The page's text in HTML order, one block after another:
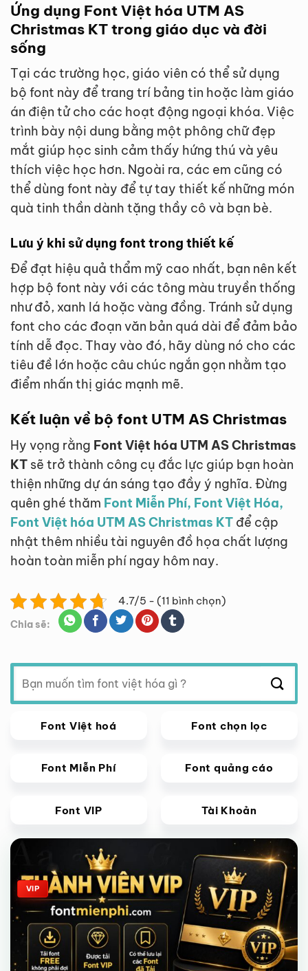
Ứng dụng Font Việt hóa UTM AS
Christmas KT trong giáo dục và đời
sống
Tại các trường học, giáo viên có thể sử dụng
bộ font này để trang trí bảng tin hoặc làm giáo
án điện tử cho các hoạt động ngoại khóa. Việc
trình bày nội dung bằng một phông chữ đẹp
mắt giúp học sinh cảm thấy hứng thú và yêu
thích việc học hơn. Ngoài ra, các em cũng có
thể dùng font này để tự tay thiết kế những món
quà tinh thần dành tặng thầy cô và bạn bè.
Lưu ý khi sử dụng font trong thiết kế
Để đạt hiệu quả thẩm mỹ cao nhất, bạn nên kết
hợp bộ font này với các tông màu truyền thống
như đỏ, xanh lá hoặc vàng đồng. Tránh sử dụng
font cho các đoạn văn bản quá dài để đảm bảo
tính dễ đọc. Thay vào đó, hãy dùng nó cho các
tiêu đề lớn hoặc câu chúc ngắn gọn nhằm tạo
điểm nhấn thị giác mạnh mẽ.
Kết luận về bộ font UTM AS Christmas
Hy vọng rằng Font Việt hóa UTM AS Christmas
KT sẽ trở thành công cụ đắc lực giúp bạn hoàn
thiện những dự án sáng tạo đầy ý nghĩa. Đừng
quên ghé thăm Font Miễn Phí, Font Việt Hóa,
Font Việt hóa UTM AS Christmas KT để cập
nhật thêm nhiều tài nguyên đồ họa chất lượng
hoàn toàn miễn phí ngay hôm nay.
4.7/5 - (11 bình chọn)
Chia sẽ:
Tìm
kiếm:
Font Việt hoá Font chọn lọc
Font Miễn Phí Font quảng cáo
Font VIP Tài Khoản
Giảm giá!
VIP